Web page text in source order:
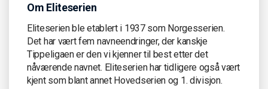
Om Eliteserien
Eliteserien ble etablert i 1937 som Norgesserien.
Det har vært fem navneendringer, der kanskje
Tippeligaen er den vi kjenner til best etter det
nåværende navnet. Eliteserien har tidligere også vært
kjent som blant annet Hovedserien og 1. divisjon.